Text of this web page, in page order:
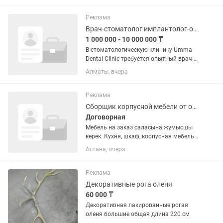
утвержденным протоколам • Подбор
схем с учетом...
Реклама
Врач-стоматолог имплантолог-ортопед
1 000 000 - 10 000 000 ₸
В стоматологическую клинику Umma
Dental Clinic требуется опытный врач-
стоматолог хирург-ортопед для
постоянной работы и долгосрочного
который умеет самостоятельно...
Алматы, вчера
Реклама
Сборщик корпусной мебели от общей сумма 20%
Договорная
Мебель на заказ саласына жұмысшы
керек. Кухня, шкаф, корпусная мебель.
📌 Шарттары: — Әр заказдан 20% —
Тұрақты заказ — Жұмыс көлемі бар 📍
келетіндер хабарлассін. 📲...
Астана, вчера
Реклама
Декоративные рога оленя
60 000 ₸
Декоративная лакированные рогая
оленя большие общая длина 220 см